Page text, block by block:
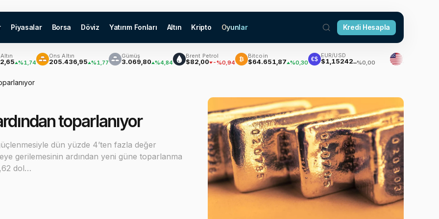
Piyasalar Borsa Döviz Yatırım Fonları Altın Kripto Oyunlar Kredi Hesapla
%1,74
Ons Altın
205.436,95 %1,77
Gümüş
3.069,80 %4,84
Brent Petrol
$82,00 -%0,94 ₿
Bitcoin
$64.651,87 %0,30 €$
EUR/USD
$1,15242 %0,00
Dolar
47,7047
toparlanıyor
dün yüzde 4’ten fazla değer
gerilemesinin ardından yeni güne toparlanma
dol…